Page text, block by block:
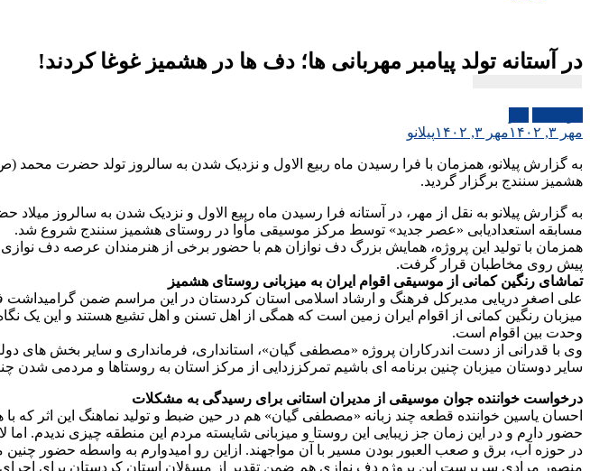
در آستانه تولد پیامبر مهربانی ها؛ دف ها در هشمیز غوغا کردند!
مهر ۳, ۱۴۰۲
مهر ۳, ۱۴۰۲ پیلانو
به گزارش پیلانو، همزمان با فرا رسیدن ماه ربیع الاول و نزدیک شدن به سالروز تولد حضرت
هشمیز سنندج برگزار گردید.
به گزارش پیلانو به نقل از مهر، در آستانه فرا رسیدن ماه ربیع الاول و نزدیک شدن به سالروز
مسابقه استعدادیابی «عصر جدید» توسط مرکز موسیقی مأوا در روستای هشمیز سنندج شروع شد.
همزمان با تولید این پروژه، همایش بزرگ دف نوازان هم با حضور برخی از هنرمندان عرصه دف
پیش روی مخاطبان قرار گرفت.
تماشای رنگین کمانی از موسیقی اقوام ایران به میزبانی روستای هشمیز
علی اصغر دریایی مدیرکل فرهنگ و ارشاد اسلامی استان کردستان در این مراسم ضمن
میزبان رنگین کمانی از اقوام ایران زمین است که همگی از اهل تسنن و اهل تشیع هستند و این یک
وحدت بین اقوام است.
وی با قدرانی از دست اندرکاران پروژه «مصطفی گیان»، استانداری، فرمانداری و سایر بخش های
سایر دوستان میزبان چنین برنامه ای باشیم تمرکززدایی از مرکز استان به روستاها و مردمی شدن
درخواست خواننده جوان موسیقی از مدیران استانی برای رسیدگی به مشکلات
احسان یاسین خواننده قطعه چند زبانه «مصطفی گیان» هم در حین ضبط و تولید نماهنگ این اثر
حضور دارم و در این زمان جز زیبایی این روستا و میزبانی شایسته مردم این منطقه چیزی
در حوزه آب، برق و صعب العبور بودن مسیر با آن مواجهند. ازاین رو امیدوارم به واسطه حضور
منصور مرادی سرپرست این پروژه دف نوازی هم ضمن تقدیر از مسؤلان استان کردستان برای اجرای